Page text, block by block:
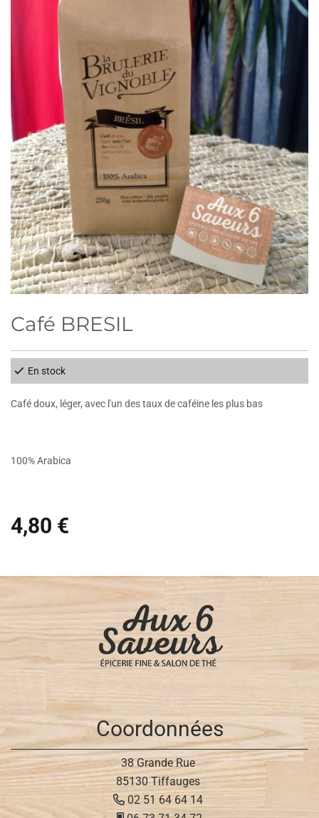
Café BRESIL
En stock
Café doux, léger, avec l'un des taux de caféine les plus bas
100% Arabica
4,80 €
Coordonnées
38 Grande Rue
85130 Tiffauges
02 51 64 64 14